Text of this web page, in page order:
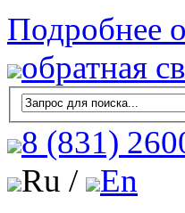
Подробнее
обратная
8 (831)
Ru /
En